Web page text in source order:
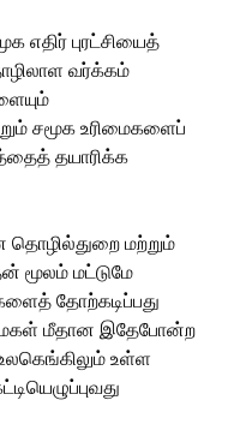
எதிர் புரட்சியைத்
வர்க்கம்
சமூக உரிமைகளைப்
தயாரிக்க
மற்றும்
மூலம் மட்டுமே
தோற்கடிப்பது
மீதான இதேபோன்ற
உள்ள